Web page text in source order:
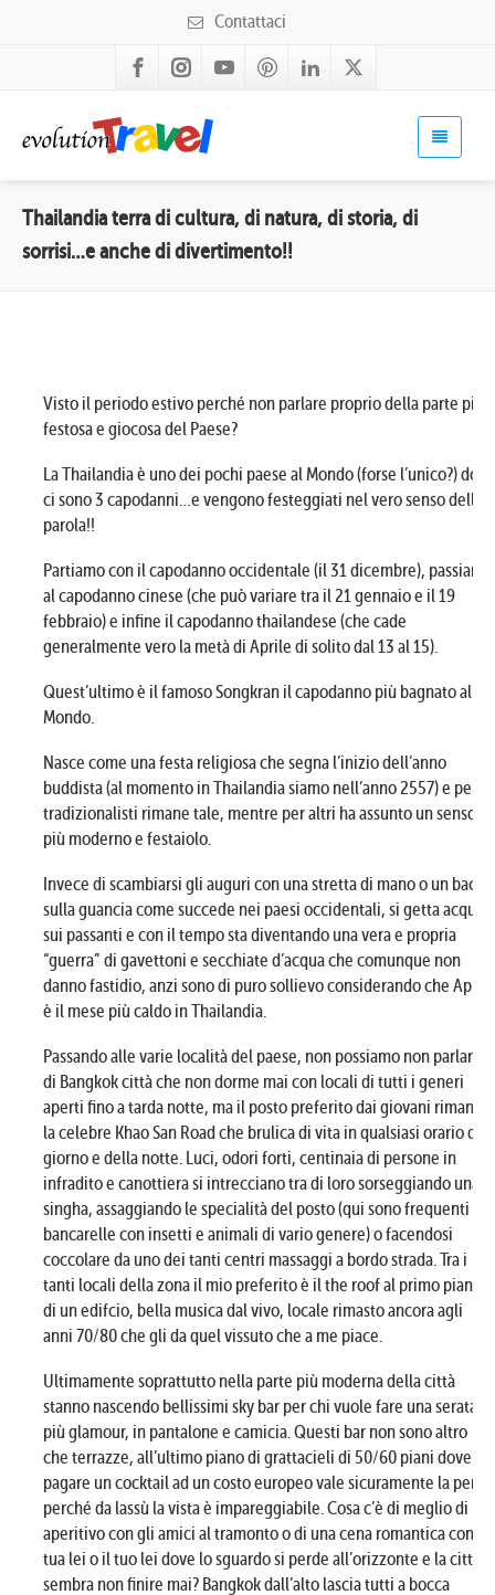
Contattaci
Thailandia terra di cultura, di natura, di storia, di
sorrisi…e anche di divertimento!!
Visto il periodo estivo perché non parlare proprio della parte più
festosa e giocosa del Paese?
La Thailandia è uno dei pochi paese al Mondo (forse l’unico?) dove
ci sono 3 capodanni…e vengono festeggiati nel vero senso della
parola!!
Partiamo con il capodanno occidentale (il 31 dicembre), passiamo
al capodanno cinese (che può variare tra il 21 gennaio e il 19
febbraio) e infine il capodanno thailandese (che cade
generalmente vero la metà di Aprile di solito dal 13 al 15).
Quest’ultimo è il famoso Songkran il capodanno più bagnato al
Mondo.
Nasce come una festa religiosa che segna l’inizio dell’anno
buddista (al momento in Thailandia siamo nell’anno 2557) e per i
tradizionalisti rimane tale, mentre per altri ha assunto un senso
più moderno e festaiolo.
Invece di scambiarsi gli auguri con una stretta di mano o un bacio
sulla guancia come succede nei paesi occidentali, si getta acqua
sui passanti e con il tempo sta diventando una vera e propria
“guerra” di gavettoni e secchiate d’acqua che comunque non
danno fastidio, anzi sono di puro sollievo considerando che Aprile
è il mese più caldo in Thailandia.
Passando alle varie località del paese, non possiamo non parlare
di Bangkok città che non dorme mai con locali di tutti i generi
aperti fino a tarda notte, ma il posto preferito dai giovani rimane
la celebre Khao San Road che brulica di vita in qualsiasi orario del
giorno e della notte. Luci, odori forti, centinaia di persone in
infradito e canottiera si intrecciano tra di loro sorseggiando una
singha, assaggiando le specialità del posto (qui sono frequenti le
bancarelle con insetti e animali di vario genere) o facendosi
coccolare da uno dei tanti centri massaggi a bordo strada. Tra i
tanti locali della zona il mio preferito è il the roof al primo piano
di un edifcio, bella musica dal vivo, locale rimasto ancora agli
anni 70/80 che gli da quel vissuto che a me piace.
Ultimamente soprattutto nella parte più moderna della città
stanno nascendo bellissimi sky bar per chi vuole fare una serata
più glamour, in pantalone e camicia. Questi bar non sono altro
che terrazze, all’ultimo piano di grattacieli di 50/60 piani dove
pagare un cocktail ad un costo europeo vale sicuramente la pena
perché da lassù la vista è impareggiabile. Cosa c’è di meglio di un
aperitivo con gli amici al tramonto o di una cena romantica con la
tua lei o il tuo lei dove lo sguardo si perde all’orizzonte e la città
sembra non finire mai? Bangkok dall’alto lascia tutti a bocca